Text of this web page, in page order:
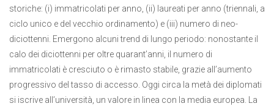
storiche: (i) immatricolati per anno, (ii) laureati per anno (triennali, a
ciclo unico e del vecchio ordinamento) e (iii) numero di neo-
diciottenni. Emergono alcuni trend di lungo periodo: nonostante il
calo dei diciottenni per oltre quarant’anni, il numero di
immatricolati è cresciuto o è rimasto stabile, grazie all’aumento
progressivo del tasso di accesso. Oggi circa la metà dei diplomati
si iscrive all’università, un valore in linea con la media europea. La